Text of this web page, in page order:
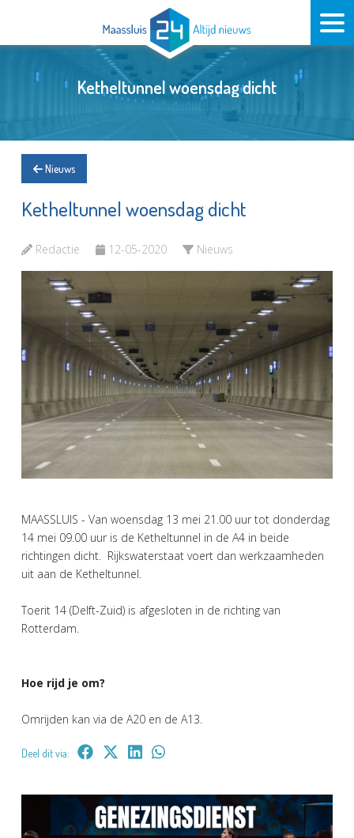
Ketheltunnel woensdag dicht
Nieuws
Ketheltunnel woensdag dicht
Redactie 12-05-2020 Nieuws
MAASSLUIS - Van woensdag 13 mei 21.00 uur tot donderdag
14 mei 09.00 uur is de Ketheltunnel in de A4 in beide
richtingen dicht. Rijkswaterstaat voert dan werkzaamheden
uit aan de Ketheltunnel.
Toerit 14 (Delft-Zuid) is afgesloten in de richting van
Rotterdam.
Hoe rijd je om?
Omrijden kan via de A20 en de A13.
Deel dit via: